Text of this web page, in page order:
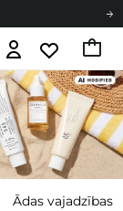
Ādas vajadzības